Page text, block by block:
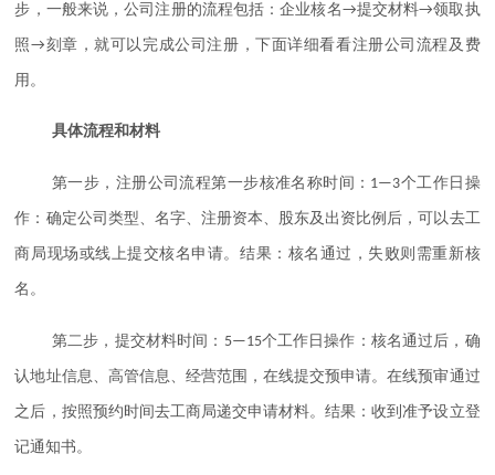
步，一般来说，公司注册的流程包括：企业核名→提交材料→领取执
照→刻章，就可以完成公司注册，下面详细看看注册公司流程及费
用。
具体流程和材料
第一步，注册公司流程第一步核准名称时间： 1—3个工作日操
作：确定公司类型、名字、注册资本、股东及出资比例后，可以去工
商局现场或线上提交核名申请。结果：核名通过，失败则需重新核
名。
第二步，提交材料时间： 5—15个工作日操作：核名通过后，确
认地址信息、高管信息、经营范围，在线提交预申请。在线预审通过
之后，按照预约时间去工商局递交申请材料。结果：收到准予设立登
记通知书。